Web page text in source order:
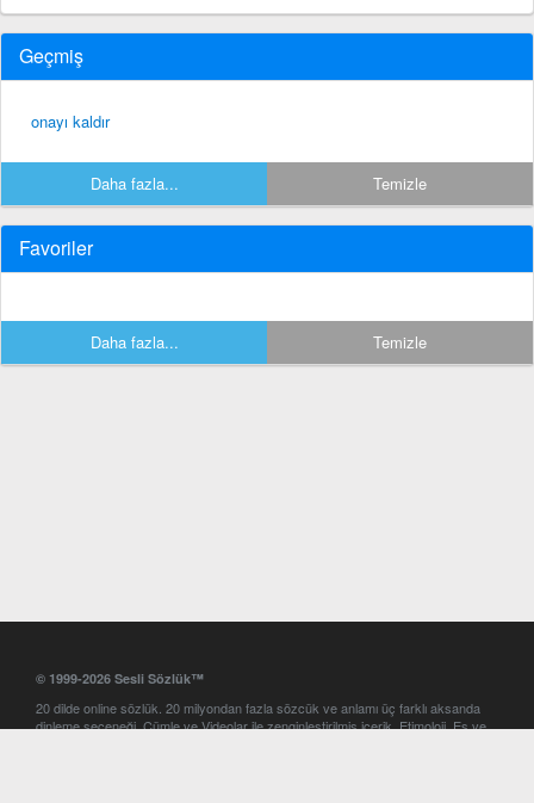
Geçmiş
onayı kaldır
Daha fazla... Temizle
Favoriler
Daha fazla... Temizle
© 1999-2026 Sesli Sözlük™
20 dilde online sözlük. 20 milyondan fazla sözcük ve anlamı üç farklı aksanda
dinleme seçeneği. Cümle ve Videolar ile zenginleştirilmiş içerik. Etimoloji, Eş ve